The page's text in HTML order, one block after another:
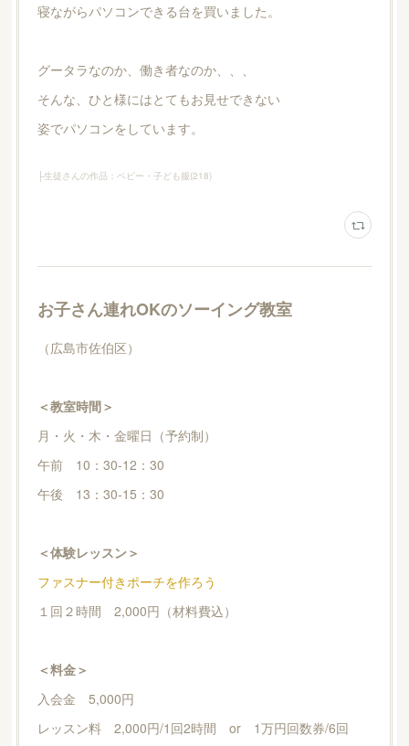
寝ながらパソコンできる台を買いました。
グータラなのか、働き者なのか、、、
そんな、ひと様にはとてもお見せできない
姿でパソコンをしています。
├生徒さんの作品：ベビー・子ども服(218)
お子さん連れOKのソーイング教室
（広島市佐伯区）
＜教室時間＞
月・火・木・金曜日（予約制）
午前 10：30-12：30
午後 13：30-15：30
＜体験レッスン＞
ファスナー付きポーチを作ろう
１回２時間 2,000円（材料費込）
＜料金＞
入会金 5,000円
レッスン料 2,000円/1回2時間 or 1万円回数券/6回